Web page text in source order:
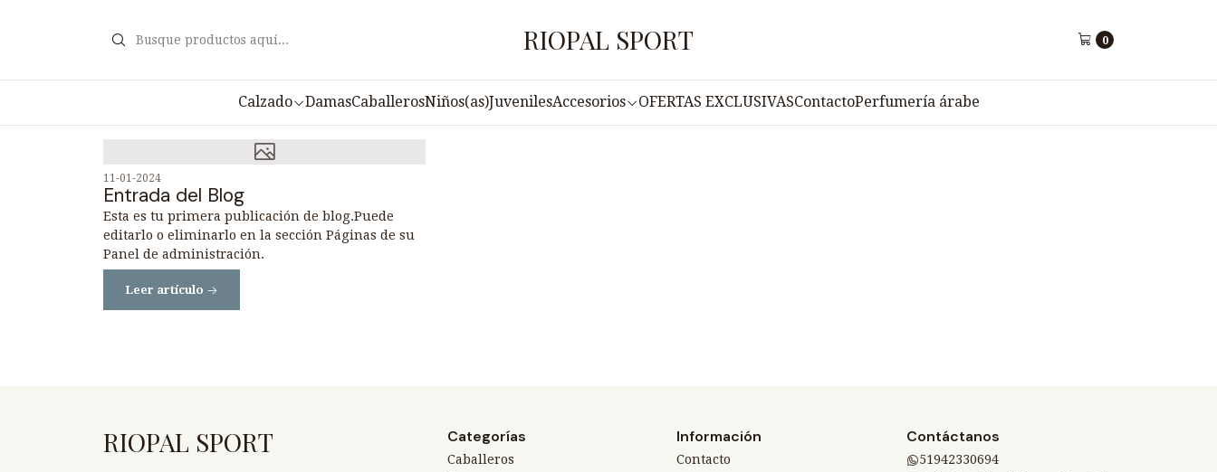
RIOPAL SPORT 0
Calzado DamasCaballerosNiños(as)JuvenilesAccesorios OFERTAS EXCLUSIVASContactoPerfumería árabe
Blog
11-01-2024
Entrada del Blog
Esta es tu primera publicación de blog.Puede
editarlo o eliminarlo en la sección Páginas de su
Panel de administración.
Leer artículo
RIOPAL SPORT Categorías
Caballeros
Información
Contacto
Contáctanos
51942330694